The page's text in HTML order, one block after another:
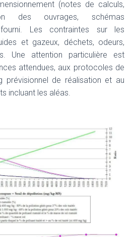
O
N
(notes de calculs,
des ouvrages, schémas
Les contraintes sur les
et gazeux, déchets, odeurs,
Une attention particulière est
attendues, aux protocoles de
prévisionnel de réalisation et au
incluant les aléas.